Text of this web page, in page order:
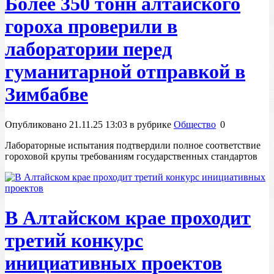
гороха проверили в
лаборатории перед
гуманитарной отправкой в
Зимбабве
Опубликовано 21.11.25 13:03 в рубрике Общество 0
Лабораторные испытания подтвердили полное соответствие
гороховой крупы требованиям государственных стандартов
В Алтайском крае проходит
третий конкурс
инициативных проектов